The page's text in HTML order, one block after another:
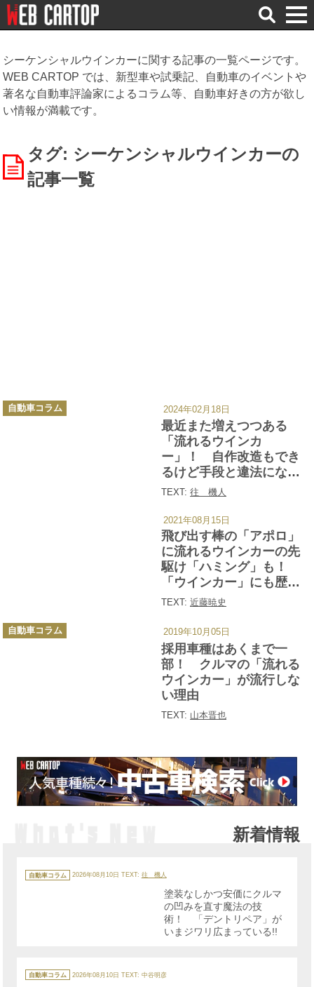
検
索
シーケンシャルウインカーに関する記事の一覧ページです。
WEB CARTOP では、新型車や試乗記、自動車のイベントや
著名な自動車評論家によるコラム等、自動車好きの方が欲し
い情報が満載です。
タグ: シーケンシャルウインカーの
記事一覧
最近また増えつつある
「流れるウインカ
ー」！ 自作改造もでき
るけど手段と違法になら
ないための注意点とは
TEXT: 往 機人
カ
テ
自動車コラム 2024年02月18日
飛び出す棒の「アポロ」
に流れるウインカーの先
駆け「ハミング」も！
「ウインカー」にも歴史
あり
TEXT: 近藤暁史
2021年08月15日
採用車種はあくまで一
部！ クルマの「流れる
ウインカー」が流行しな
い理由
TEXT: 山本晋也
カ
テ
自動車コラム 2019年10月05日
新着情報
テ
ゴ
自動車コラム 2026年08月10日 TEXT: 往 機人
塗装なしかつ安価にクルマ
の凹みを直す魔法の技
術！ 「デントリペア」が
いまジワリ広まっている!!
テ
ゴ
自動車コラム 2026年08月10日 TEXT: 中谷明彦